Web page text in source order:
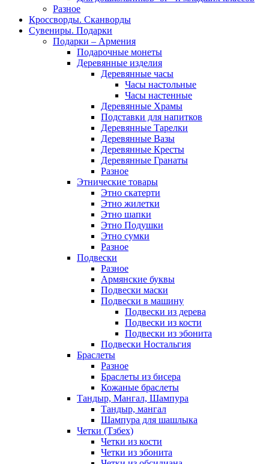
Разное
Кроссворды. Сканворды
Сувениры. Подарки
Подарки – Армения
Подарочные монеты
Деревянные изделия
Деревянные часы
Часы настольные
Часы настенные
Деревянные Храмы
Подставки для напитков
Деревянные Тарелки
Деревянные Вазы
Деревянные Кресты
Деревянные Гранаты
Разное
Этнические товары
Этно скатерти
Этно жилетки
Этно шапки
Этно Подушки
Этно сумки
Разное
Подвески
Разное
Армянские буквы
Подвески маски
Подвески в машину
Подвески из дерева
Подвески из кости
Подвески из эбонита
Подвески Ностальгия
Браслеты
Разное
Браслеты из бисера
Кожаные браслеты
Тандыр, Мангал, Шампура
Тандыр, мангал
Шампура для шашлыка
Четки (Тзбех)
Четки из кости
Четки из эбонита